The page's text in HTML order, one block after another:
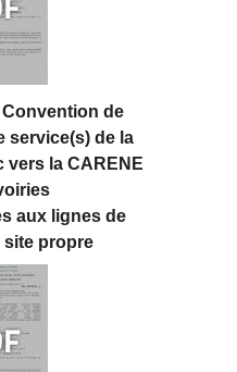
Convention de
service(s) de la
vers la CARENE
aux lignes de
propre